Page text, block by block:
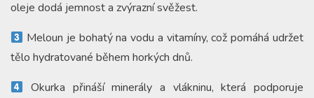
oleje dodá jemnost a zvýrazní svěžest.
Meloun je bohatý na vodu a vitamíny, což pomáhá udržet
tělo hydratované během horkých dnů.
Okurka přináší minerály a vlákninu, která podporuje